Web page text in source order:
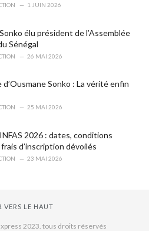
1 JUIN 2026
élu président de l’Assemblée
Sénégal
26 MAI 2026
d’Ousmane Sonko : La vérité enfin
25 MAI 2026
2026 : dates, conditions
frais d’inscription dévoilés
23 MAI 2026
VERS LE HAUT
2023. tous droits réservés